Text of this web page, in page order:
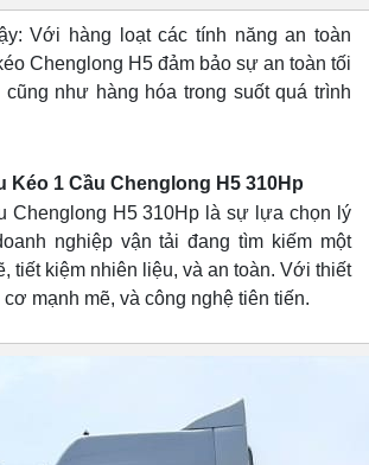
Với hàng loạt các tính năng an toàn
Chenglong H5 đảm bảo sự an toàn tối
như hàng hóa trong suốt quá trình
Kéo 1 Cầu Chenglong H5 310Hp
Chenglong H5 310Hp là sự lựa chọn lý
nghiệp vận tải đang tìm kiếm một
tiết kiệm nhiên liệu, và an toàn. Với thiết
mạnh mẽ, và công nghệ tiên tiến.